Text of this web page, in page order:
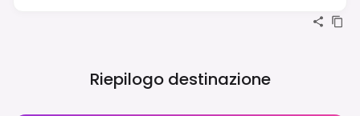
Riepilogo destinazione